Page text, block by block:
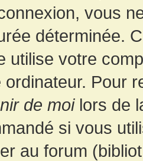
vous
déterminée.
utilise votre
ordinateur. Pour
de moilors de
si vous
au forum